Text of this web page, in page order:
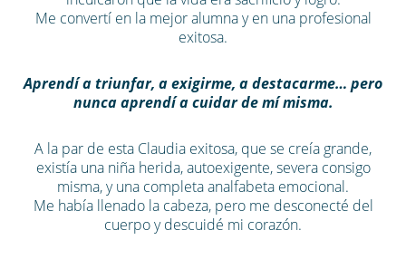
Me convertí en la mejor alumna y en una profesional
exitosa.
Aprendí a triunfar, a exigirme, a destacarme… pero
nunca aprendí a cuidar de mí misma.
A la par de esta Claudia exitosa, que se creía grande,
existía una niña herida, autoexigente, severa consigo
misma, y una completa analfabeta emocional.
Me había llenado la cabeza, pero me desconecté del
cuerpo y descuidé mi corazón.